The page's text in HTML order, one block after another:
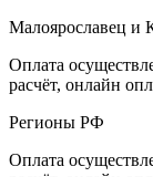
Малоярославец и
Оплата
расчёт, онлайн
Регионы РФ
Оплата